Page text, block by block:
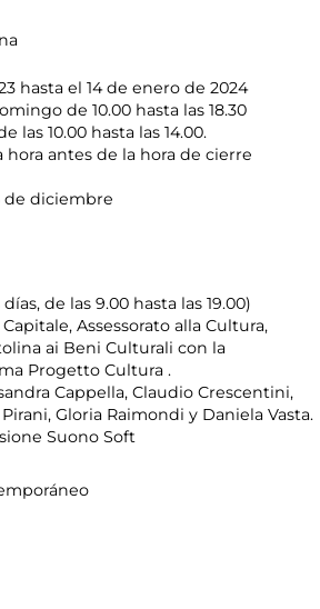
hasta el 14 de enero de 2024
de 10.00 hasta las 18.30
las 10.00 hasta las 14.00.
antes de la hora de cierre
de diciembre
de las 9.00 hasta las 19.00)
Assessorato alla Cultura,
ai Beni Culturali con la
Progetto Cultura .
Cappella, Claudio Crescentini,
Gloria Raimondi y Daniela Vasta.
Suono Soft